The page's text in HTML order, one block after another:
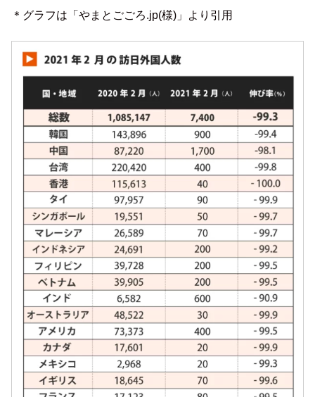
＊グラフは「やまとごごろ.jp(様)」より引用